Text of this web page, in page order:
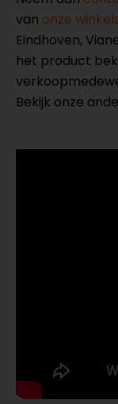
van onze
Eindhoven,
het product
Bekijk onze